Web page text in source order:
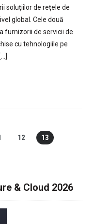
soluțiilor de rețele de
global. Cele două
furnizorii de servicii de
cu tehnologiile pe
12 13
& Cloud 2026